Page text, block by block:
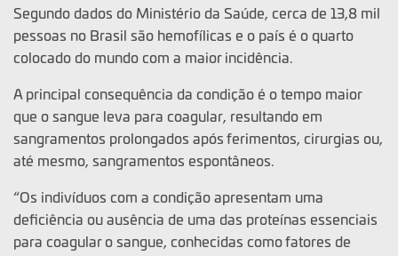
Segundo dados do Ministério da Saúde, cerca de 13,8 mil
pessoas no Brasil são hemofílicas e o país é o quarto
colocado do mundo com a maior incidência.
A principal consequência da condição é o tempo maior
que o sangue leva para coagular, resultando em
sangramentos prolongados após ferimentos, cirurgias ou,
até mesmo, sangramentos espontâneos.
“Os indivíduos com a condição apresentam uma
deficiência ou ausência de uma das proteínas essenciais
para coagular o sangue, conhecidas como fatores de